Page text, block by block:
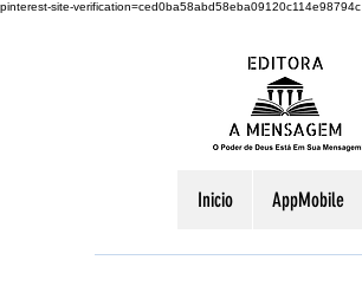
pinterest-site-verification=ced0ba58abd58eba09120c114e98794c
Inicio AppMobile